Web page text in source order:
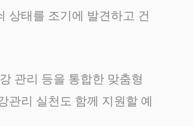
상태를 조기에 발견하고 건
관리 등을 통합한 맞춤형
리 실천도 함께 지원할 예